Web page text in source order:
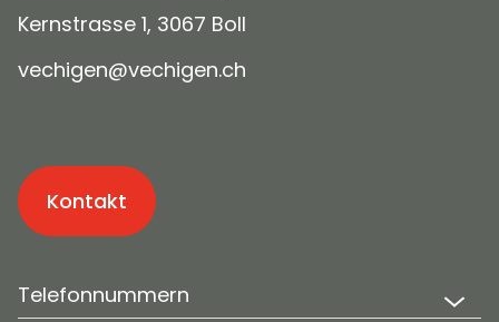
Kernstrasse 1, 3067 Boll
v ch g n v ch g n ch
Kontakt
Telefonnummern